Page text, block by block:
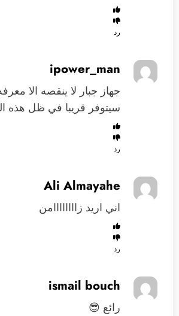
رد
ipower_man
جهاز جبار لا ينقصه الا
سيتوفر قريبا في ظل هذه
رد
Ali Almayahe
اني اريد زاااااااامن
رد
ismail bouch
رائع 😎